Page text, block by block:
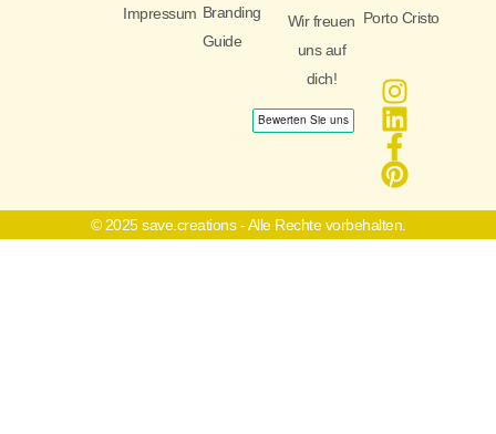
Impressum Branding
Guide
Wir freuen
uns auf
dich!
Porto Cristo
© 2025 save.creations - Alle Rechte vorbehalten.